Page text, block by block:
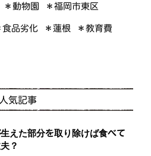
＊動物園 ＊福岡市東区
食品劣化 ＊蓮根 ＊教育費
人気記事
えた部分を取り除けば食べて
？